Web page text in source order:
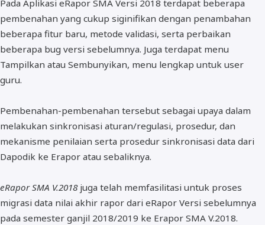
Pada Aplikasi eRapor SMA Versi 2018 terdapat beberapa
pembenahan yang cukup siginifikan dengan penambahan
beberapa fitur baru, metode validasi, serta perbaikan
beberapa bug versi sebelumnya. Juga terdapat menu
Tampilkan atau Sembunyikan, menu lengkap untuk user
guru.
Pembenahan-pembenahan tersebut sebagai upaya dalam
melakukan sinkronisasi aturan/regulasi, prosedur, dan
mekanisme penilaian serta prosedur sinkronisasi data dari
Dapodik ke Erapor atau sebaliknya.
eRapor SMA V.2018juga telah memfasilitasi untuk proses
migrasi data nilai akhir rapor dari eRapor Versi sebelumnya
pada semester ganjil 2018/2019 ke Erapor SMA V.2018.